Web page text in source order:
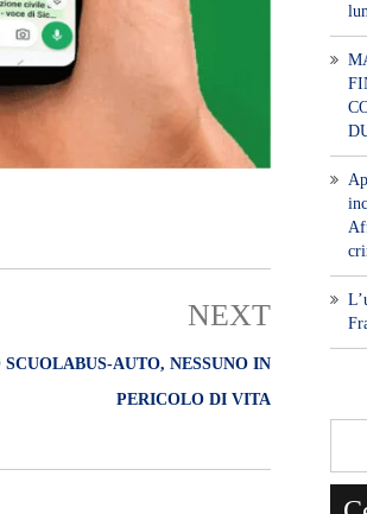
NEXT
AUTO, NESSUNO IN
PERICOLO DI VITA